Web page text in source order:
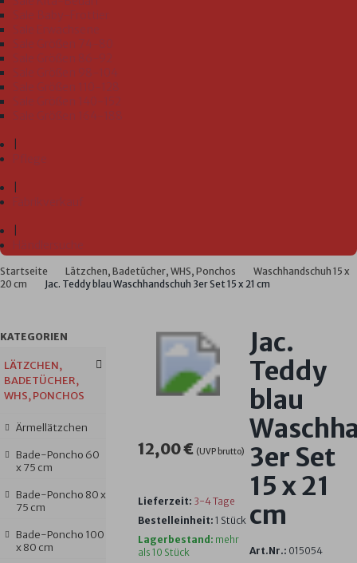
Startseite Lätzchen, Badetücher, WHS, Ponchos
Waschhandschuh 15 x
20 cm
Jac. Teddy blau Waschhandschuh 3er Set 15 x 21 cm
KATEGORIEN
LÄTZCHEN,
BADETÜCHER,
WHS, PONCHOS
Ärmellätzchen
Bade-Poncho 60
x 75 cm
Bade-Poncho 80 x
75 cm
Bade-Poncho 100
x 80 cm
Jac.
Teddy
blau
3er Set
15 x 21
cm
Art.Nr.: 015054
12,00 € (UVP brutto)
Lieferzeit: 3-4 Tage
Bestelleinheit: 1 Stück
Lagerbestand: mehr
als 10 Stück